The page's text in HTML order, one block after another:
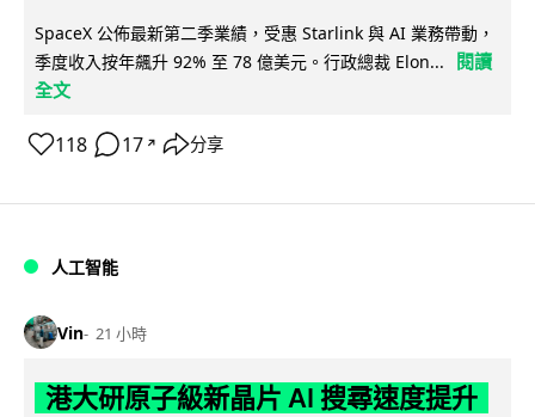
SpaceX 公佈最新第二季業績，受惠 Starlink 與 AI 業務帶動，
季度收入按年飆升 92% 至 78 億美元。行政總裁 Elon...
閱讀
全文
118 17 ↗ 分享
人工智能
Vin 21 小時
港大研原子級新晶片 AI 搜尋速度提升